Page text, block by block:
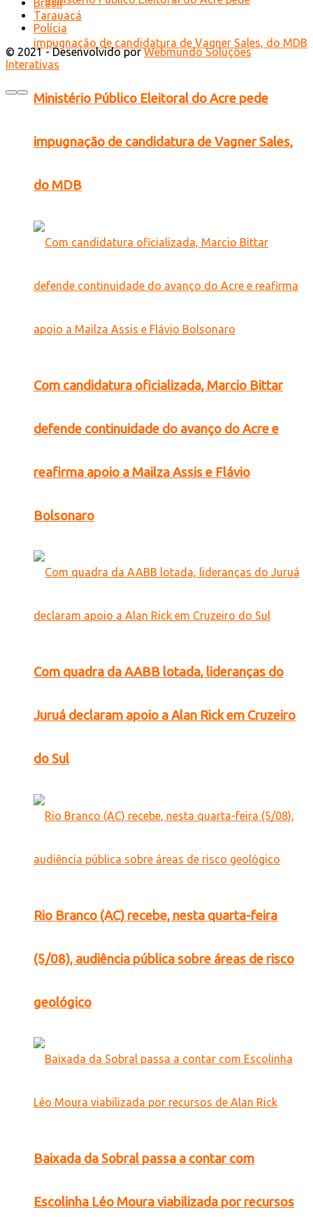
Ministério Público Eleitoral do Acre pede
impugnação de candidatura de Vagner Sales,
do MDB
Com candidatura oficializada, Marcio Bittar
defende continuidade do avanço do Acre e
reafirma apoio a Mailza Assis e Flávio
Bolsonaro
Com quadra da AABB lotada, lideranças do
Juruá declaram apoio a Alan Rick em Cruzeiro
do Sul
Rio Branco (AC) recebe, nesta quarta-feira
(5/08), audiência pública sobre áreas de risco
geológico
Baixada da Sobral passa a contar com
Escolinha Léo Moura viabilizada por recursos
Brasil
Tarauacá
Polícia
© 2021 - Desenvolvido porWebmundo Soluções
Interativas